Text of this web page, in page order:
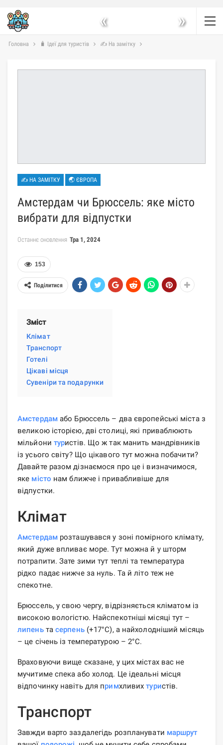
« »
Головна 🧳 Ідеї для туристів ✍ На замітку
✍ НА ЗАМІТКУ 🌏 ЄВРОПА
Амстердам чи Брюссель: яке місто
вибрати для відпустки
Останнє оновлення Тра 1, 2024
153
Поділитися
Зміст
Клімат
Транспорт
Готелі
Цікаві місця
Сувеніри та подарунки
Амстердамабо Брюссель – два європейські міста з
великою історією, дві столиці, які приваблюють
мільйони туристів. Що ж так манить мандрівників
із усього світу? Що цікавого тут можна побачити?
Давайте разом дізнаємося про це і визначимося,
яке місто нам ближче і привабливіше для
відпустки.
Клімат
Амстердамрозташувався у зоні помірного клімату,
який дуже впливає море. Тут можна й у шторм
потрапити. Зате зими тут теплі та температура
рідко падає нижче за нуль. Та й літо теж не
спекотне.
Брюссель, у свою чергу, відрізняється кліматом із
високою вологістю. Найспекотніші місяці тут –
липеньтасерпень(+17°C), а найхолодніший місяць
– це січень із температурою – 2°C.
Враховуючи вище сказане, у цих містах вас не
мучитиме спека або холод. Це ідеальні місця
відпочинку навіть для примхливихтуристів.
Транспорт
Завжди варто заздалегідь розпланувати маршрут